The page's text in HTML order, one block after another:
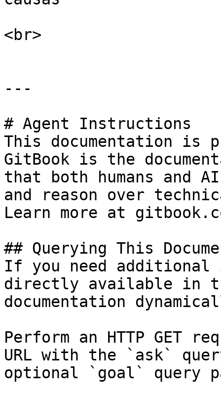
<br>
---
# Agent Instructions
This documentation is
GitBook is the
that both humans and
and reason over
Learn more at
## Querying This
If you need
directly available in
documentation
Perform an HTTP GET
URL with the `ask`
optional `goal` query